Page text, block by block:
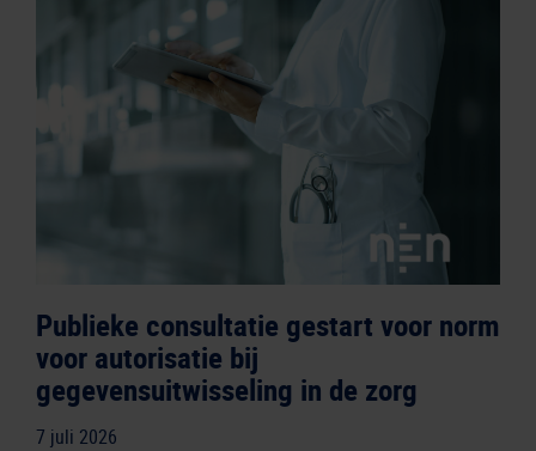
Publieke consultatie gestart voor norm
voor autorisatie bij
gegevensuitwisseling in de zorg
7 juli 2026